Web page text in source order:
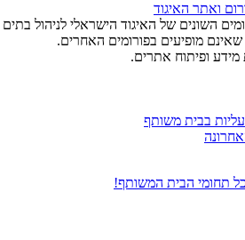
ואתר האיגוד
השונים של האיגוד הישראלי לניהול
מופיעים בפורומים האחרים.
ופיתוח אתרים.
תחומי הבית המשותף!